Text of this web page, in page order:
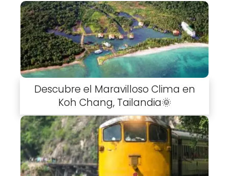
Descubre el Maravilloso Clima en
Koh Chang, Tailandia🌞